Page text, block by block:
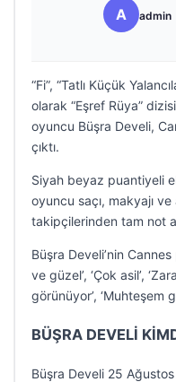
A admin
“Fi”, “Tatlı Küçük
olarak “Eşref Rüya”
oyuncu Büşra Develi,
çıktı.
Siyah beyaz puantiyeli
oyuncu saçı, makyajı
takipçilerinden tam not
Büşra Develi’nin
ve güzel’, ‘Çok asil’,
görünüyor’, ‘Muhteşem
BÜŞRA DEVELİ
Büşra Develi 25